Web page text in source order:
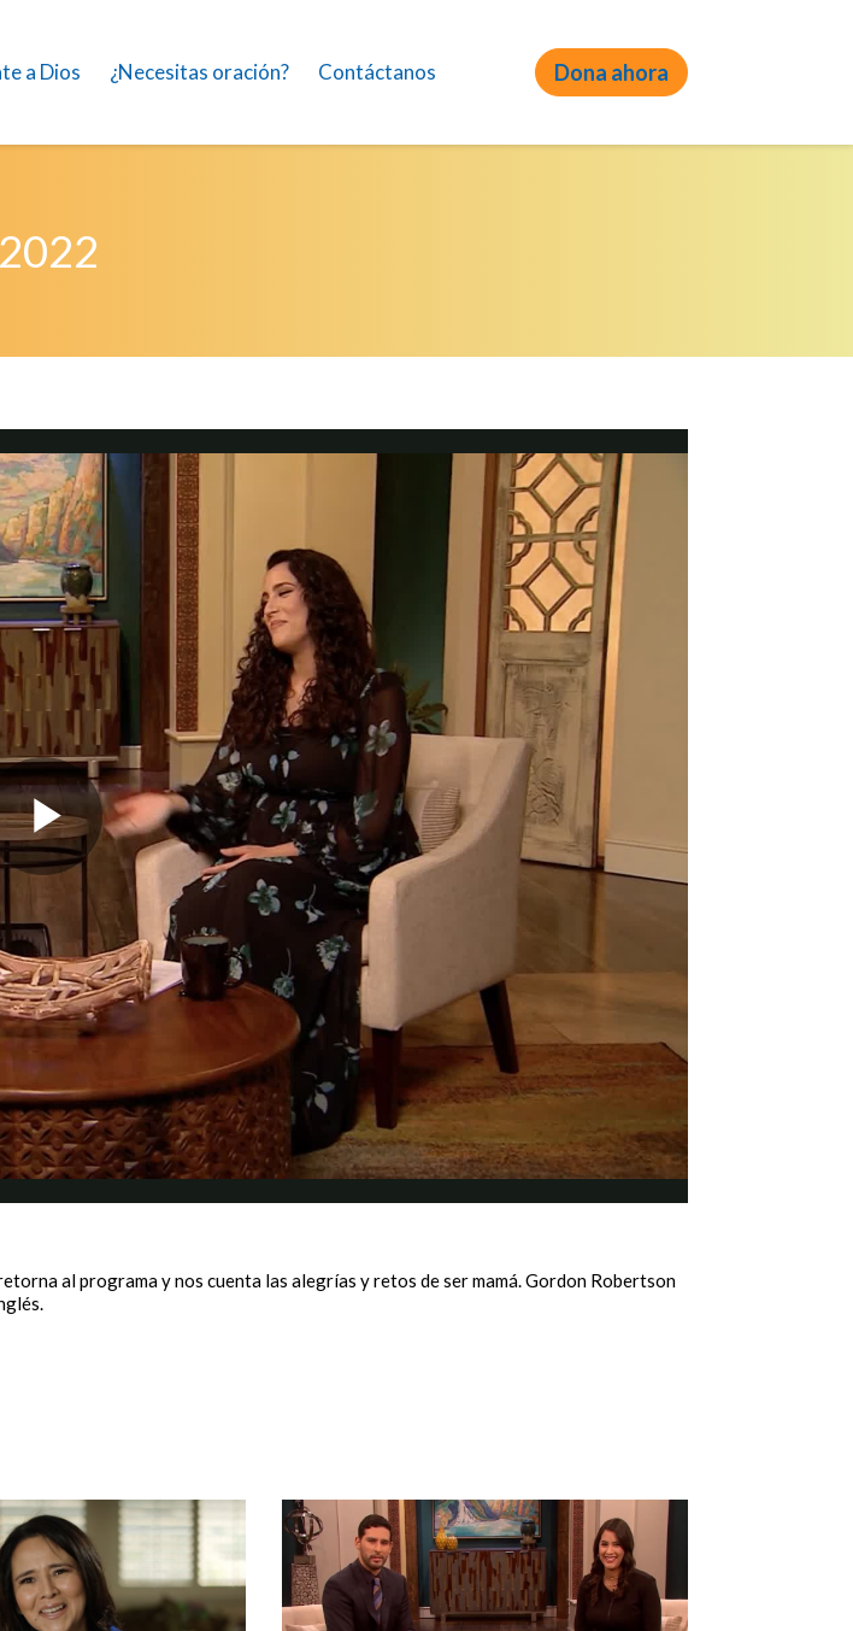
a Dios ¿Necesitas oración? Contáctanos Dona ahora
al programa y nos cuenta las alegrías y retos de ser mamá. Gordon Robertson